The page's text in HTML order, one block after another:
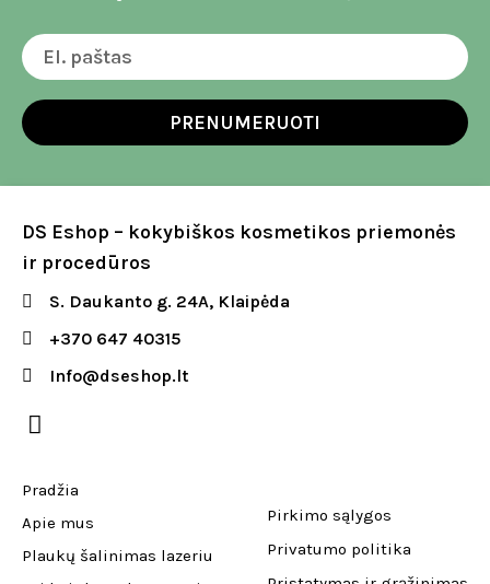
PRENUMERUOTI
DS Eshop – kokybiškos kosmetikos priemonės
ir procedūros
S. Daukanto g. 24A, Klaipėda
+370 647 40315
Info@dseshop.lt
Pradžia
Apie mus
Plaukų šalinimas lazeriu
Pirkimo sąlygos
Privatumo politika